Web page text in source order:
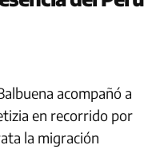
acompañó a
en recorrido por
la migración